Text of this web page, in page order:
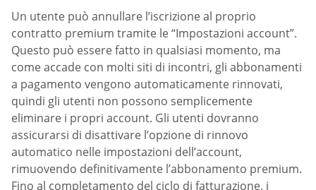
Un utente può annullare l’iscrizione al proprio
contratto premium tramite le “Impostazioni account”.
Questo può essere fatto in qualsiasi momento, ma
come accade con molti siti di incontri, gli abbonamenti
a pagamento vengono automaticamente rinnovati,
quindi gli utenti non possono semplicemente
eliminare i propri account. Gli utenti dovranno
assicurarsi di disattivare l’opzione di rinnovo
automatico nelle impostazioni dell’account,
rimuovendo definitivamente l’abbonamento premium.
Fino al completamento del ciclo di fatturazione, i